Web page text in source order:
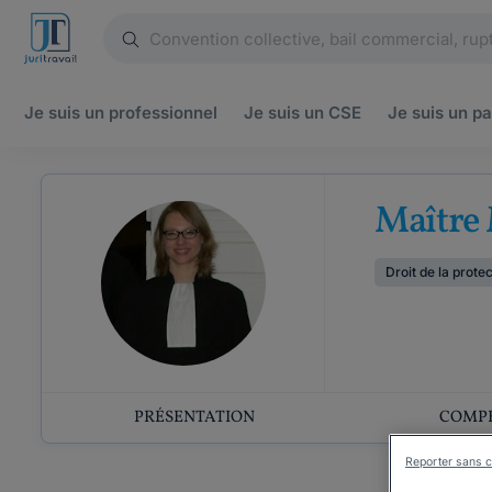
Je suis un professionnel Je suis un CSE Je suis un
Maître
Droit de la
PRÉSENTATION
Reporter sans